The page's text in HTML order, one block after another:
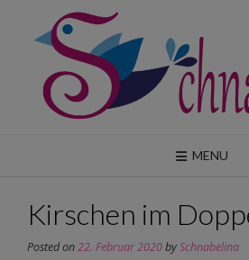
content
MENU
Kirschen im
Posted on22. Februar 2020bySchnabelina